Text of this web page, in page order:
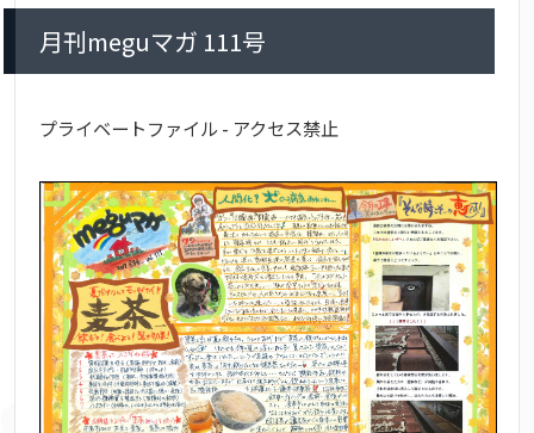
月刊meguマガ 111号
プライベートファイル - アクセス禁止